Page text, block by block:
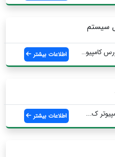
سیستم
کامپیوت... اطلاعات بیشتر
ک... اطلاعات بیشتر